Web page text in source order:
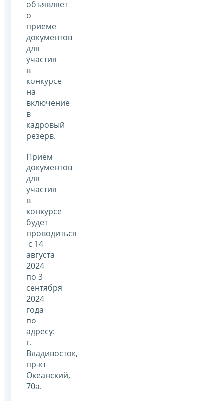
объявляет
о
приеме
документов
для
участия
в
конкурсе
на
включение
в
кадровый
резерв.
Прием
документов
для
участия
в
конкурсе
будет
проводиться
с 14
августа
2024
по 3
сентября
2024
года
по
адресу:
г.
Владивосток,
пр-кт
Океанский,
70а.